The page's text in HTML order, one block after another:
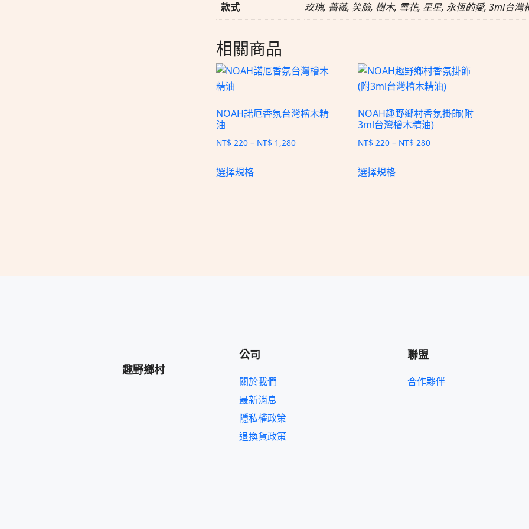
款式 玫瑰, 薔薇, 笑臉, 樹木, 雪花, 星星, 永恆的愛, 3ml台灣
相關商品
NOAH諾厄香氛台灣檜木精
油
NT$ 220 – NT$ 1,280
選擇規格
NOAH趣野鄉村香氛掛飾(附
3ml台灣檜木精油)
NT$ 220 – NT$ 280
選擇規格
趣野鄉村
公司
關於我們
最新消息
隱私權政策
退換貨政策
聯盟
合作夥伴